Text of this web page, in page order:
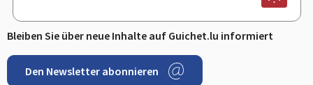
Bleiben Sie über neue Inhalte auf Guichet.lu informiert
Den Newsletter abonnieren